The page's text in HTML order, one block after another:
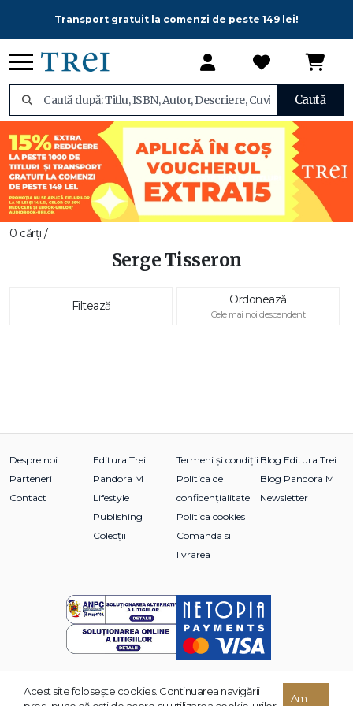
Transport gratuit la comenzi de peste 149 lei!
Caută
0 cărți /
Serge Tisseron
Filtează Ordonează
Cele mai noi descendent
Despre noi
Parteneri
Contact
Editura Trei
Pandora M
Lifestyle
Publishing
Colecții
Termeni și condiții
Politica de
confidențialitate
Politica cookies
Comanda si
livrarea
Blog Editura Trei
Blog Pandora M
Newsletter
© 2026 Grupul Editorial TREI. Toate drepturile rezervate.
Acest site foloseşte cookies. Continuarea navigării
Am